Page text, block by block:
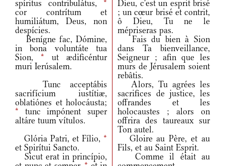
spíritus contribulátus, *
cor contrítum et
humiliátum, Deus, non
despícies.
Dieu, c'est un esprit brisé
; un cœur brisé et contrit,
ô Dieu, Tu ne le
mépriseras pas.
Benígne fac, Dómine,
in bona voluntáte tua
Sion, * ut ædificéntur
muri Ierúsalem.
Fais du bien à Sion
dans Ta bienveillance,
Seigneur ; afin que les
murs de Jérusalem soient
rebâtis.
Tunc acceptábis
sacrifícium iustítiæ,
oblatiónes et holocáusta;
* tunc impónent super
altáre tuum vítulos.
Alors, Tu agrées les
sacrifices de justice, les
offrandes et les
holocaustes ; alors on
offrira des taureaux sur
Ton autel.
Glória Patri, et Fílio, *
et Spirítui Sancto.
Gloire au Père, et au
Fils, et au Saint Esprit.
Sicut erat in princípio,
Comme il était au